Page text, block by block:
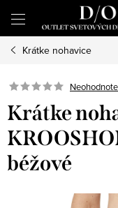
obsah
Krátke nohavice
Krátke
béžové